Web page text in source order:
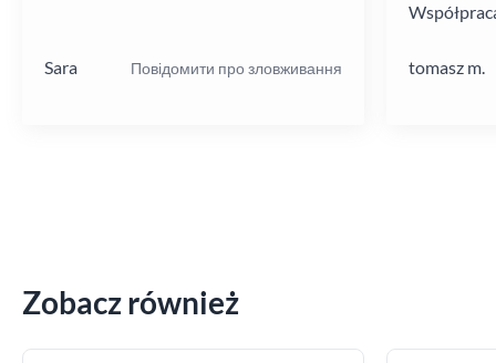
Sara Повідомити про зловживання
tomasz m.
Zobacz również